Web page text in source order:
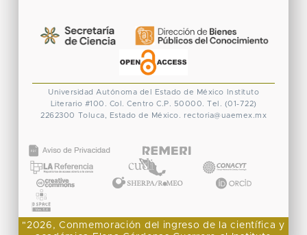
Universidad Autónoma del Estado de México
Instituto
Literario #100. Col. Centro C.P. 50000. Tel. (01-722)
2262300 Toluca, Estado de México. rectoria@uaemex.mx
"2026, Conmemoración del ingreso de la científica y